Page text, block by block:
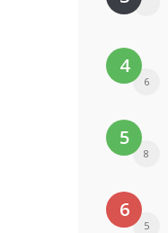
4
6
5
8
6
5